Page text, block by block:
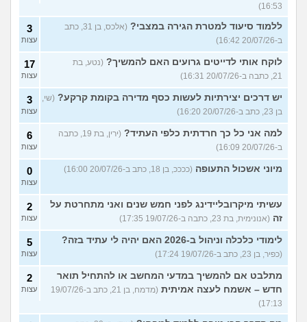
16:53)
ללמוד סיעוד למטרת הגירה במצבי?
(אלכס, בן 31, כתב
ב-20/07/26 16:42)
3
עצות
לוקח אותי לדייטים גרועים האם להמשיך? (נטע, בת
21, כתבה ב-20/07/26 16:31)
17
עצות
יש דרכים יצירתיות לעשות כסף מדירה בקומת קרקע? (שי,
בן 23, כתב ב-20/07/26 16:20)
3
עצות
למה אני כל כך חרדתית כלפי העתיד?
(ירין, בת 19, כתבה
ב-20/07/26 16:09)
6
עצות
מיוני אשכול התעופה (ככככ, בן 18, כתב ב-20/07/26 16:00) 0
עצות
עשיתי מיקרובליידינג לפני חמש שנים ואני מתחרטת על
זה (אנונימית, בת 23, כתבה ב-19/07/26 17:35)
2
עצות
לימודי כלכלה וניהול ב-2026 האם יהיה לי עתיד בזה?
(כפיר, בן 23, כתב ב-19/07/26 17:24)
5
עצות
מתלבט אם להמשיך במדעי המחשב או להתחיל תואר
חדש – אשמח לעצה אמיתית
(מדמח, בן 21, כתב ב-19/07/26
17:13)
2
עצות